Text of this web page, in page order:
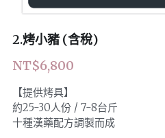
2.烤小豬 (含稅)
NT$6,800
【提供烤具】
約25-30人份 / 7-8台斤
十種漢藥配方調製而成